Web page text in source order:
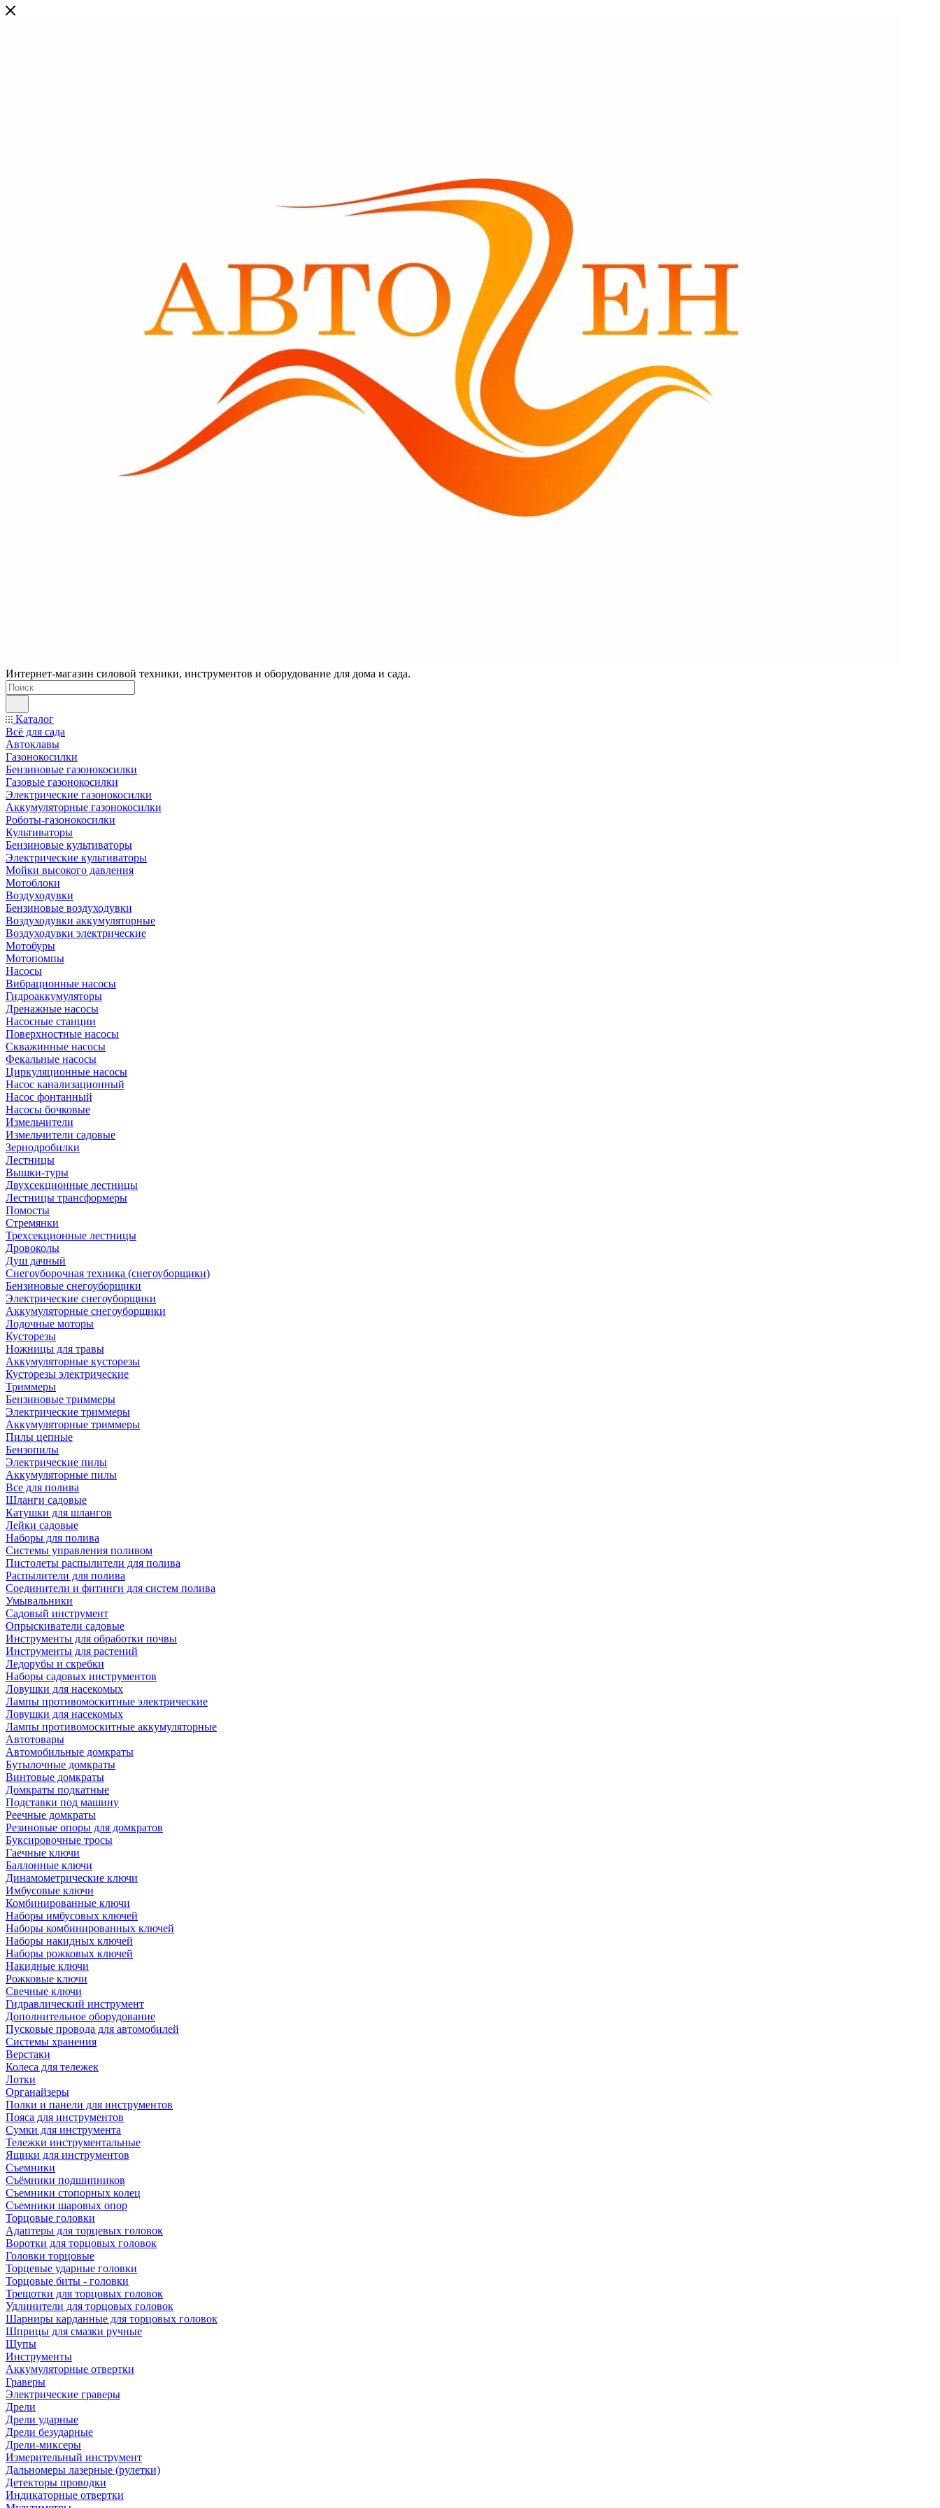
Интернет-магазин силовой техники, инструментов и оборудование для дома и сада.
Каталог
Всё для сада
Автоклавы
Газонокосилки
Бензиновые газонокосилки
Газовые газонокосилки
Электрические газонокосилки
Аккумуляторные газонокосилки
Роботы-газонокосилки
Культиваторы
Бензиновые культиваторы
Электрические культиваторы
Мойки высокого давления
Мотоблоки
Воздуходувки
Бензиновые воздуходувки
Воздуходувки аккумуляторные
Воздуходувки электрические
Мотобуры
Мотопомпы
Насосы
Вибрационные насосы
Гидроаккумуляторы
Дренажные насосы
Насосные станции
Поверхностные насосы
Скважинные насосы
Фекальные насосы
Циркуляционные насосы
Насос канализационный
Насос фонтанный
Насосы бочковые
Измельчители
Измельчители садовые
Зернодробилки
Лестницы
Вышки-туры
Двухсекционные лестницы
Лестницы трансформеры
Помосты
Стремянки
Трехсекционные лестницы
Дровоколы
Душ дачный
Снегоуборочная техника (снегоуборщики)
Бензиновые снегоуборщики
Электрические снегоуборщики
Аккумуляторные снегоуборщики
Лодочные моторы
Кусторезы
Ножницы для травы
Аккумуляторные кусторезы
Кусторезы электрические
Триммеры
Бензиновые триммеры
Электрические триммеры
Аккумуляторные триммеры
Пилы цепные
Бензопилы
Электрические пилы
Аккумуляторные пилы
Все для полива
Шланги садовые
Катушки для шлангов
Лейки садовые
Наборы для полива
Системы управления поливом
Пистолеты распылители для полива
Распылители для полива
Соединители и фитинги для систем полива
Умывальники
Садовый инструмент
Опрыскиватели садовые
Инструменты для обработки почвы
Инструменты для растений
Ледорубы и скребки
Наборы садовых инструментов
Ловушки для насекомых
Лампы противомоскитные электрические
Ловушки для насекомых
Лампы противомоскитные аккумуляторные
Автотовары
Автомобильные домкраты
Бутылочные домкраты
Винтовые домкраты
Домкраты подкатные
Подставки под машину
Реечные домкраты
Резиновые опоры для домкратов
Буксировочные тросы
Гаечные ключи
Баллонные ключи
Динамометрические ключи
Имбусовые ключи
Комбинированные ключи
Наборы имбусовых ключей
Наборы комбинированных ключей
Наборы накидных ключей
Наборы рожковых ключей
Накидные ключи
Рожковые ключи
Свечные ключи
Гидравлический инструмент
Дополнительное оборудование
Пусковые провода для автомобилей
Системы хранения
Верстаки
Колеса для тележек
Лотки
Органайзеры
Полки и панели для инструментов
Пояса для инструментов
Сумки для инструмента
Тележки инструментальные
Ящики для инструментов
Съемники
Съёмники подшипников
Съемники стопорных колец
Съемники шаровых опор
Торцовые головки
Адаптеры для торцевых головок
Воротки для торцовых головок
Головки торцовые
Торцевые ударные головки
Торцовые биты - головки
Трещотки для торцовых головок
Удлинители для торцовых головок
Шарниры карданные для торцовых головок
Шприцы для смазки ручные
Щупы
Инструменты
Аккумуляторные отвертки
Граверы
Электрические граверы
Дрели
Дрели ударные
Дрели безударные
Дрели-миксеры
Измерительный инструмент
Дальномеры лазерные (рулетки)
Детекторы проводки
Индикаторные отвертки